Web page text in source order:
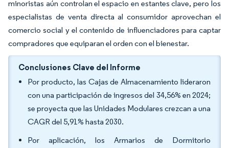
minoristas aún controlan el espacio en estantes clave, pero los
especialistas de venta directa al consumidor aprovechan el
comercio social y el contenido de influenciadores para captar
compradores que equiparan el orden con el bienestar.
Conclusiones Clave del Informe
Por producto, las Cajas de Almacenamiento lideraron
con una participación de ingresos del 34,56% en 2024;
se proyecta que las Unidades Modulares crezcan a una
CAGR del 5,91% hasta 2030.
Por aplicación, los Armarios de Dormitorio